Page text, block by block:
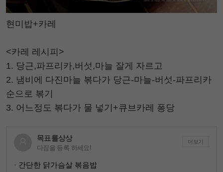
현미밥+카레
<카레 레시피>
1. 당근,파프리카,버섯,마늘 잘게 자르고
2. 냄비에 다진마늘 볶다가 당근-마늘-버섯-파프리카
순으로 볶기
3. 어느정도 볶다가 물 넣기+큐브카레 퐁당
목표를상상
다짐을 등록 하세요!
더보기
· 간단한 닭가슴살 볶음밥